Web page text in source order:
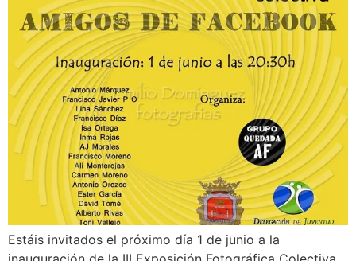
Estáis invitados el próximo día 1 de junio a la